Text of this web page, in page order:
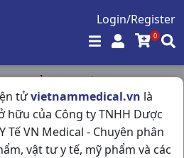
Login/Register
0
tửvietnammedical.vn là
hữu của Công ty TNHH Dược
Tế VN Medical - Chuyên phân
vật tư y tế, mỹ phẩm và các
Lợi Tiểu- Nội Tiết /
Pymepharco